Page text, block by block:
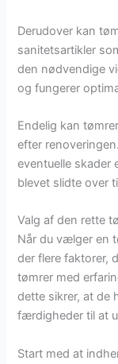
Derudover kan
sanitetsartikler
den nødvendige
og fungerer
Endelig kan
efter
eventuelle skader
blevet slidte over
Valg af den rette
Når du vælger en
der flere faktorer,
tømrer med
dette sikrer, at de
færdigheder til at
Start med at